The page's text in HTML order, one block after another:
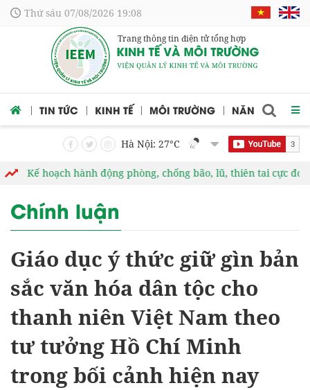
Thứ sáu 07/08/2026 19:08
Trang thông tin điện tử tổng hợp
TIN TỨC KINH TẾ MÔI TRƯỜNG NĂNG LƯỢNG
Hà Nội: 27°C
hành động phòng, chống bão, lũ, thiên tai cực đoan và
Chính luận
Giáo dục ý thức giữ gìn bản
sắc văn hóa dân tộc cho
thanh niên Việt Nam theo
tư tưởng Hồ Chí Minh
trong bối cảnh hiện nay